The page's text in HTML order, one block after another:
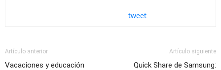
tweet
Artículo anterior
Vacaciones y educación
Artículo siguiente
Quick Share de Samsung: